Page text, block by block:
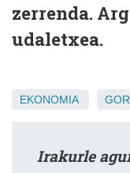
zerrenda.
udaletxea.
EKONOMIA
Irakurle